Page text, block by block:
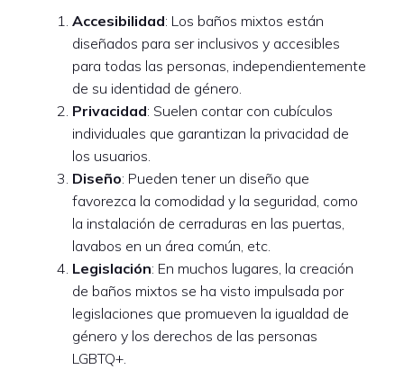
Accesibilidad: Los baños mixtos están
diseñados para ser inclusivos y accesibles
para todas las personas, independientemente
de su identidad de género.
Privacidad: Suelen contar con cubículos
individuales que garantizan la privacidad de
los usuarios.
Diseño: Pueden tener un diseño que
favorezca la comodidad y la seguridad, como
la instalación de cerraduras en las puertas,
lavabos en un área común, etc.
Legislación: En muchos lugares, la creación
de baños mixtos se ha visto impulsada por
legislaciones que promueven la igualdad de
género y los derechos de las personas
LGBTQ+.